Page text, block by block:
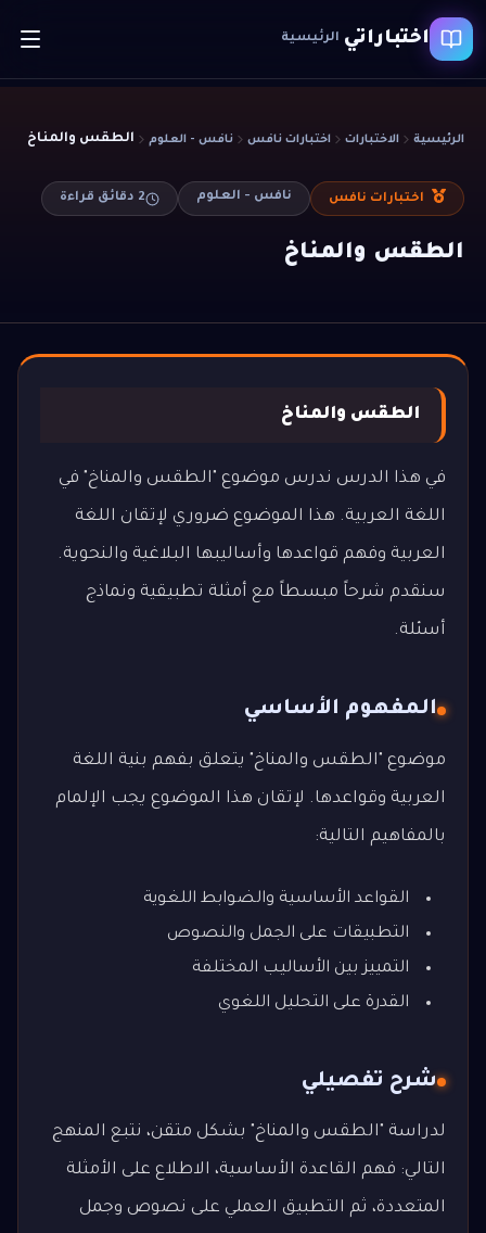
اختباراتي الرئيسية
الرئيسية الاختبارات اختبارات نافس نافس - العلوم الطقس والمناخ
اختبارات نافس نافس - العلوم 2 دقائق قراءة
الطقس والمناخ
الطقس والمناخ
في هذا الدرس ندرس موضوع "الطقس والمناخ" في
اللغة العربية. هذا الموضوع ضروري لإتقان اللغة
العربية وفهم قواعدها وأساليبها البلاغية والنحوية.
سنقدم شرحاً مبسطاً مع أمثلة تطبيقية ونماذج
أسئلة.
المفهوم الأساسي
موضوع "الطقس والمناخ" يتعلق بفهم بنية اللغة
العربية وقواعدها. لإتقان هذا الموضوع يجب الإلمام
بالمفاهيم التالية:
القواعد الأساسية والضوابط اللغوية
التطبيقات على الجمل والنصوص
التمييز بين الأساليب المختلفة
القدرة على التحليل اللغوي
شرح تفصيلي
لدراسة "الطقس والمناخ" بشكل متقن، نتبع المنهج
التالي: فهم القاعدة الأساسية، الاطلاع على الأمثلة
المتعددة، ثم التطبيق العملي على نصوص وجمل